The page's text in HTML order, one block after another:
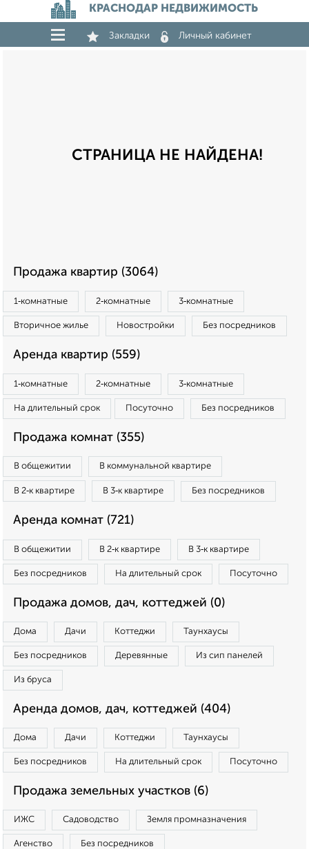
КРАСНОДАР НЕДВИЖИМОСТЬ
Закладки Личный кабинет
СТРАНИЦА НЕ НАЙДЕНА!
Продажа квартир (3064)
1‑комнатные 2‑комнатные 3‑комнатные
Вторичное жилье Новостройки Без посредников
Аренда квартир (559)
1‑комнатные 2‑комнатные 3‑комнатные
На длительный срок Посуточно Без посредников
Продажа комнат (355)
В общежитии В коммунальной квартире
В 2‑к квартире В 3‑к квартире Без посредников
Аренда комнат (721)
В общежитии В 2‑к квартире В 3‑к квартире
Без посредников На длительный срок Посуточно
Продажа домов, дач, коттеджей (0)
Дома Дачи Коттеджи Таунхаусы
Без посредников Деревянные Из сип панелей
Из бруса
Аренда домов, дач, коттеджей (404)
Дома Дачи Коттеджи Таунхаусы
Без посредников На длительный срок Посуточно
Продажа земельных участков (6)
ИЖС Садоводство Земля промназначения
Агенство Без посредников